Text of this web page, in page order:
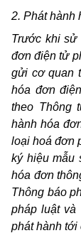
2. Phát hành
Trước khi sử
đơn điện tử
gửi cơ quan
hóa đơn
theo Thông
hành hóa
loại hoá đơn
ký hiệu mẫu
hóa đơn
Thông báo
pháp luật
phát hành tới